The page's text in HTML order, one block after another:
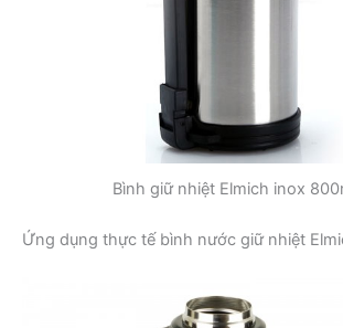
Bình giữ nhiệt Elmich inox
Ứng dụng thực tế bình nước giữ nhiệt